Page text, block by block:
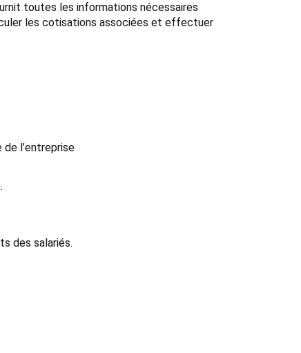
toutes les informations nécessaires
les cotisations associées et effectuer
l’entreprise
des salariés.